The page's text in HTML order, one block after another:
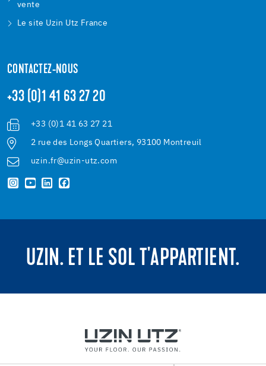
vente
Le site Uzin Utz France
CONTACTEZ-NOUS
+33 (0)1 41 63 27 20
+33 (0)1 41 63 27 21
2 rue des Longs Quartiers, 93100 Montreuil
uzin.fr@uzin-utz.com
UZIN. ET LE SOL T'APPARTIENT.